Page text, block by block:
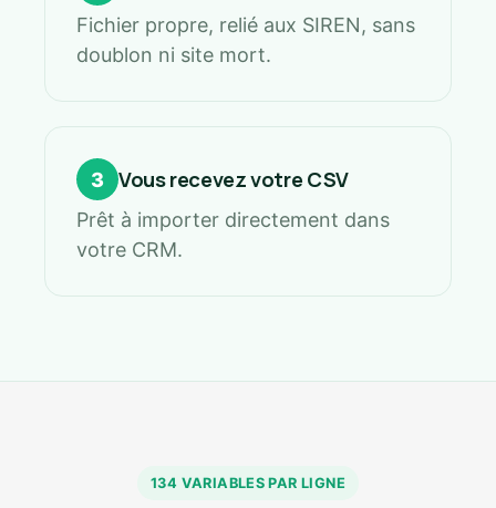
Fichier propre, relié aux SIREN, sans
doublon ni site mort.
3 Vous recevez votre CSV
Prêt à importer directement dans
votre CRM.
134 VARIABLES PAR LIGNE